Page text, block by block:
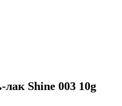
Shine 003 10g